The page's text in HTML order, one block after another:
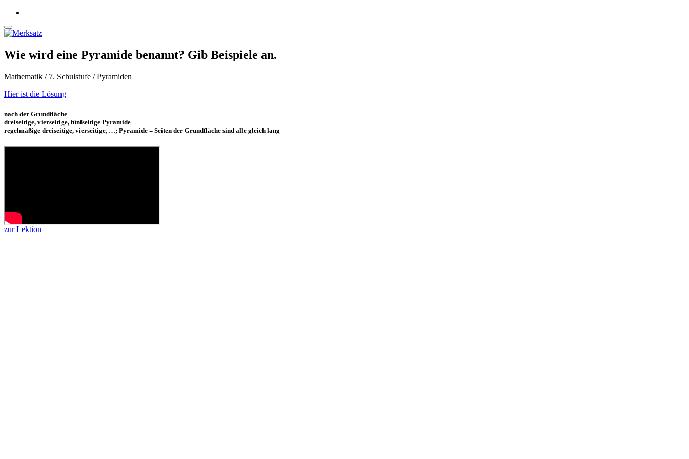
Wie wird eine Pyramide benannt? Gib Beispiele an.
Mathematik / 7. Schulstufe / Pyramiden
Hier ist die Lösung
nach der Grundfläche
dreiseitige, vierseitige, fünfseitige Pyramide
regelmäßige dreiseitige, vierseitige, …; Pyramide = Seiten der Grundfläche sind alle gleich lang
zur Lektion